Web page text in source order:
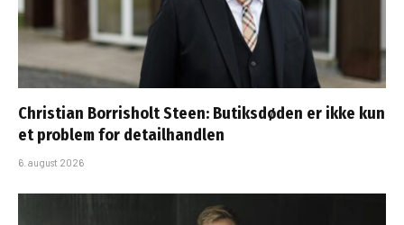
Christian Borrisholt Steen: Butiksdøden er ikke kun
et problem for detailhandlen
6. august 2026